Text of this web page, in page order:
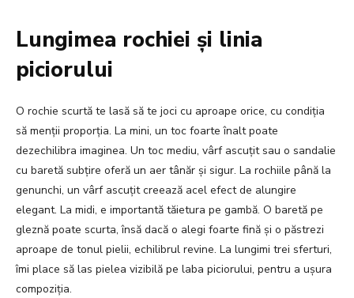
Lungimea rochiei și linia
piciorului
O rochie scurtă te lasă să te joci cu aproape orice, cu condiția
să menții proporția. La mini, un toc foarte înalt poate
dezechilibra imaginea. Un toc mediu, vârf ascuțit sau o sandalie
cu baretă subțire oferă un aer tânăr și sigur. La rochiile până la
genunchi, un vârf ascuțit creează acel efect de alungire
elegant. La midi, e importantă tăietura pe gambă. O baretă pe
gleznă poate scurta, însă dacă o alegi foarte fină și o păstrezi
aproape de tonul pielii, echilibrul revine. La lungimi trei sferturi,
îmi place să las pielea vizibilă pe laba piciorului, pentru a ușura
compoziția.